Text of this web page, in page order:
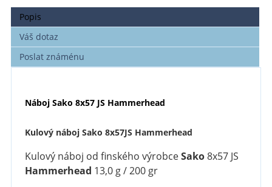
Popis
Váš dotaz
Poslat známénu
Náboj Sako 8x57 JS Hammerhead
Kulový náboj Sako 8x57JS Hammerhead
Kulový náboj od finského výrobceSako8x57 JS
Hammerhead 13,0 g / 200 gr